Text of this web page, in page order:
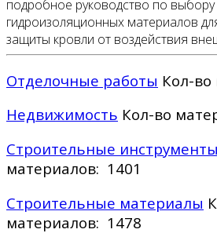
подробное руководство по
гидроизоляционных материалов
защиты кровли от воздействия
Отделочные работы Кол-
Недвижимость Кол-во
Строительные инструменты
материалов: 1401
Строительные материалы
материалов: 1478